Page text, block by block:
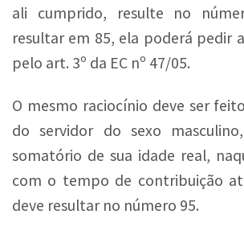
ali cumprido, resulte no
resultar em 85, ela poderá pedir
pelo art. 3º da EC nº 47/05.
O mesmo raciocínio deve ser
do servidor do sexo
somatório de sua idade real,
com o tempo de contribuição
deve resultar no número 95.